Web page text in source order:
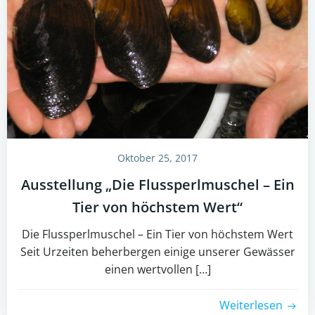
Oktober 25, 2017
Ausstellung „Die Flussperlmuschel – Ein
Tier von höchstem Wert“
Die Flussperlmuschel – Ein Tier von höchstem Wert
Seit Urzeiten beherbergen einige unserer Gewässer
einen wertvollen […]
Weiterlesen